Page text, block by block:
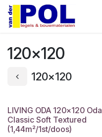
Overslaan naar inhoud
120x120
120x120
LIVING ODA 120x120 Oda
Classic Soft Textured
(1,44m²/1st/doos)